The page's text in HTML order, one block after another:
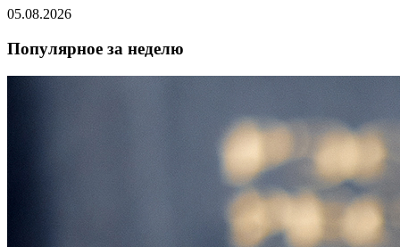
05.08.2026
Популярное за неделю